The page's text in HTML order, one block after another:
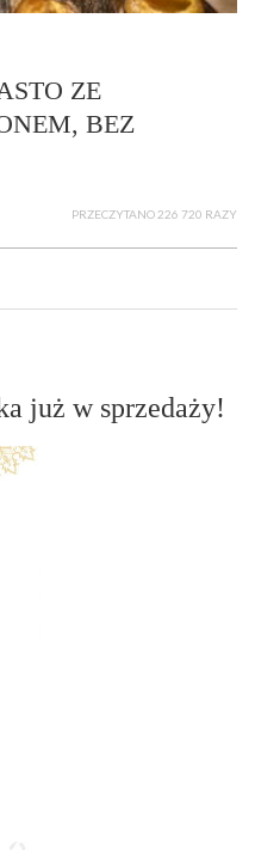
ZE
BEZ
PRZECZYTANO 226 720 RAZY
już w sprzedaży!